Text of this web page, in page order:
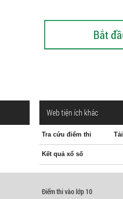
Web tiện ích khác
Tra cứu điểm thi
Kết quả xổ số
Điểm thi vào lớp 10